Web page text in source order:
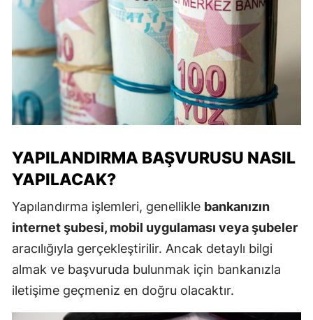
YAPILANDIRMA BAŞVURUSU NASIL
YAPILACAK?
Yapılandırma işlemleri, genellikle bankanızın
internet şubesi, mobil uygulaması veya şubeler
aracılığıyla gerçekleştirilir. Ancak detaylı bilgi
almak ve başvuruda bulunmak için bankanızla
iletişime geçmeniz en doğru olacaktır.